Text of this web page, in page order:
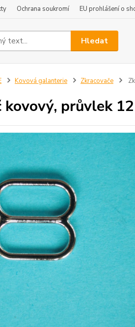
Ochrana soukromí EU prohlášení o
Hledat
Kovová galanterie Zkracovače
kovový, průvlek